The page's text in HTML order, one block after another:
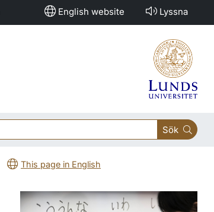
English website Lyssna
Sök
This page in English